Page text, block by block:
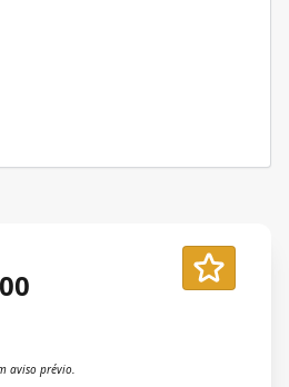
aviso prévio.